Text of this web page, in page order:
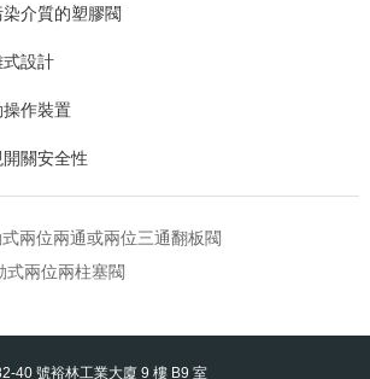
介質的塑膠閥
設計
作裝置
關安全性
兩位兩通或兩位三通翻板閥
式兩位兩柱塞閥
40 號裕林工業大廈 9 樓 B9 室